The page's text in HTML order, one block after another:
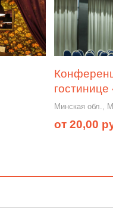
Минская обл.,
от 20,00